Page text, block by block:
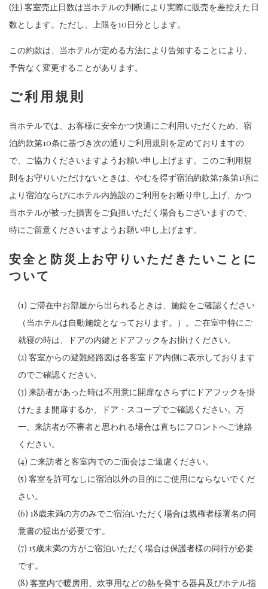
(注) 客室売止日数は当ホテルの判断により実際に販売を差控えた日
数とします。ただし、上限を10日分とします。
この約款は、当ホテルが定める方法により告知することにより、
予告なく変更することがあります。
ご利用規則
当ホテルでは、お客様に安全かつ快適にご利用いただくため、宿
泊約款第10条に基づき次の通りご利用規則を定めておりますの
で、ご協力くださいますようお願い申し上げます。このご利用規
則をお守りいただけないときは、やむを得ず宿泊約款第7条第1項に
より宿泊ならびにホテル内施設のご利用をお断り申し上げ、かつ
当ホテルが被った損害をご負担いただく場合もございますので、
特にご留意くださいますようお願い申し上げます。
安全と防災上お守りいただきたいことに
ついて
(1) ご滞在中お部屋から出られるときは、施錠をご確認ください
（当ホテルは自動施錠となっております。）。ご在室中特にご
就寝の時は、ドアの内鍵とドアフックをお掛けください。
(2) 客室からの避難経路図は各客室ドア内側に表示しております
のでご確認ください。
(3) 来訪者があった時は不用意に開扉なさらずにドアフックを掛
けたまま開扉するか、ドア・スコープでご確認ください。万
一、来訪者が不審者と思われる場合は直ちにフロントへご連絡
ください。
(4) ご来訪者と客室内でのご面会はご遠慮ください。
(5) 客室を許可なしに宿泊以外の目的にご使用にならないでくだ
さい。
(6) 18歳未満の方のみでご宿泊いただく場合は親権者様署名の同
意書の提出が必要です。
(7) 15歳未満の方がご宿泊いただく場合は保護者様の同行が必要
です。
(8) 客室内で暖房用、炊事用などの熱を発する器具及びホテル指